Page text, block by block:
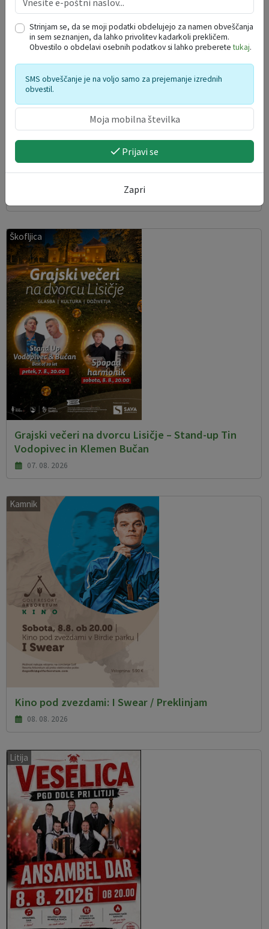
Škofljica
Grajski večeri na dvorcu Lisičje – Stand-up Tin
Vodopivec in Klemen Bučan
07. 08. 2026
Kamnik
Kino pod zvezdami: I Swear / Preklinjam
08. 08. 2026
Litija
Strinjam se, da se moji podatki obdelujejo za namen obveščanja
in sem seznanjen, da lahko privolitev kadarkoli prekličem.
Obvestilo o obdelavi osebnih podatkov si lahko preberetetukaj.
SMS obveščanje je na voljo samo za prejemanje izrednih
obvestil.
Prijavi se
Zapri